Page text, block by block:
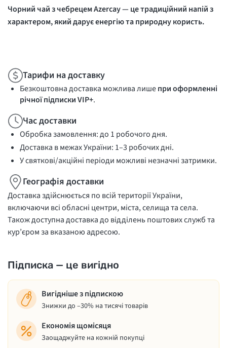
Чорний чай з чебрецемAzercay— це традиційний напій з
характером, який дарує енергію та природну користь.
Тарифи на доставку
Безкоштовна доставка можлива лишепри оформленні
річної підписки VIP+.
Час доставки
Обробка замовлення: до 1 робочого дня.
Доставка в межах України: 1–3 робочих дні.
У святкові/акційні періоди можливі незначні затримки.
Географія доставки
Доставка здійснюється по всій території України,
включаючи всі обласні центри, міста, селища та села.
Також доступна доставка до відділень поштових служб та
кур’єром за вказаною адресою.
Підписка — це вигідно
Вигідніше з підпискою
Знижки до –30% на тисячі товарів
Економія щомісяця
Заощаджуйте на кожній покупці